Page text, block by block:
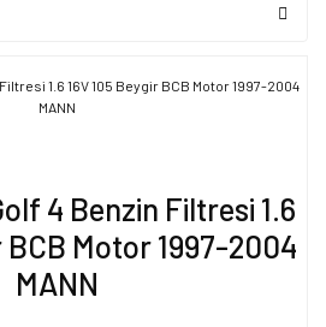
4 Benzin Filtresi 1.6
BCB Motor 1997-2004
MANN